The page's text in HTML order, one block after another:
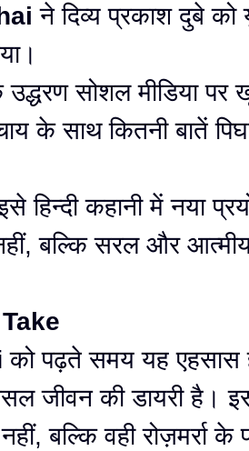
ने दिव्य प्रकाश दुबे को
सोशल मीडिया पर
के साथ कितनी बातें
हिन्दी कहानी में नया
नहीं, बल्कि सरल और
पढ़ते समय यह एहसास
जीवन की डायरी है।
बल्कि वही रोज़मर्रा के